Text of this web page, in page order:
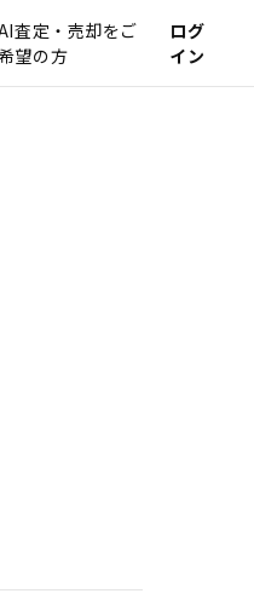
査定・売却をご
望の方
ログ
イン